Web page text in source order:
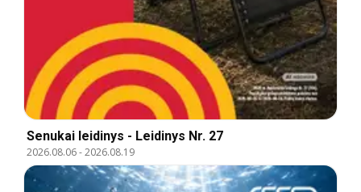
Senukai leidinys - Leidinys Nr. 27
2026.08.06-2026.08.19